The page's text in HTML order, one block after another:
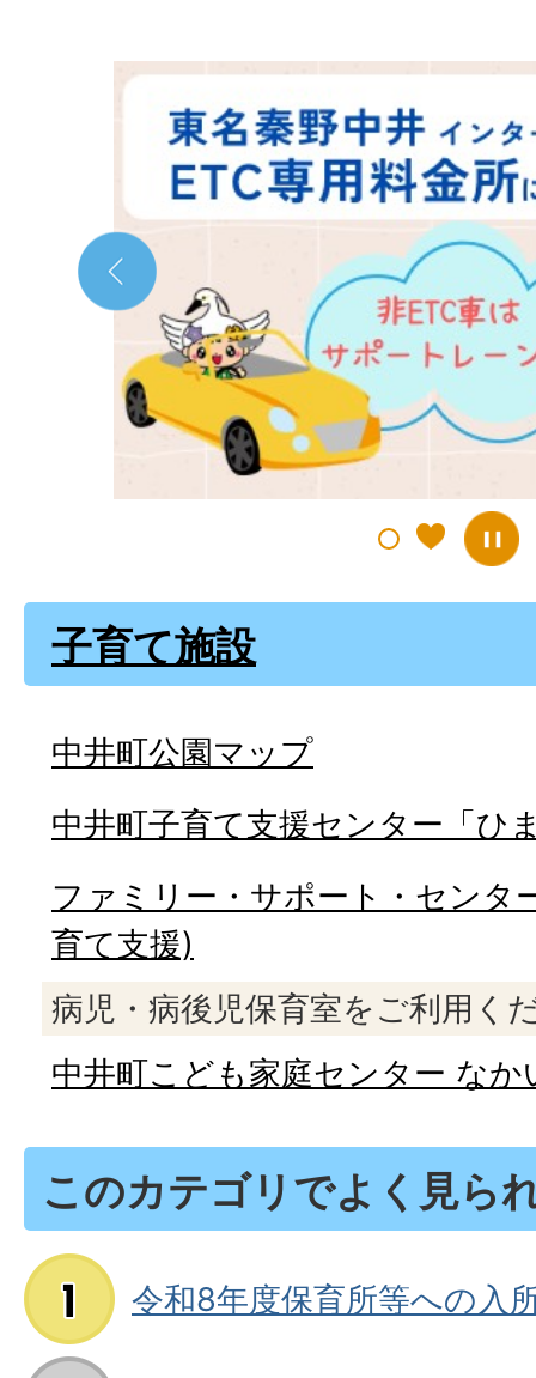
2
の
ス
ラ
イ
ド
子育て施設
中井町公園マップ
中井町子育て支援センター「ひ
ファミリー・サポート・センタ
育て支援)
病児・病後児保育室をご利用く
中井町こども家庭センター な
このカテゴリでよく見ら
令和8年度保育所等への入